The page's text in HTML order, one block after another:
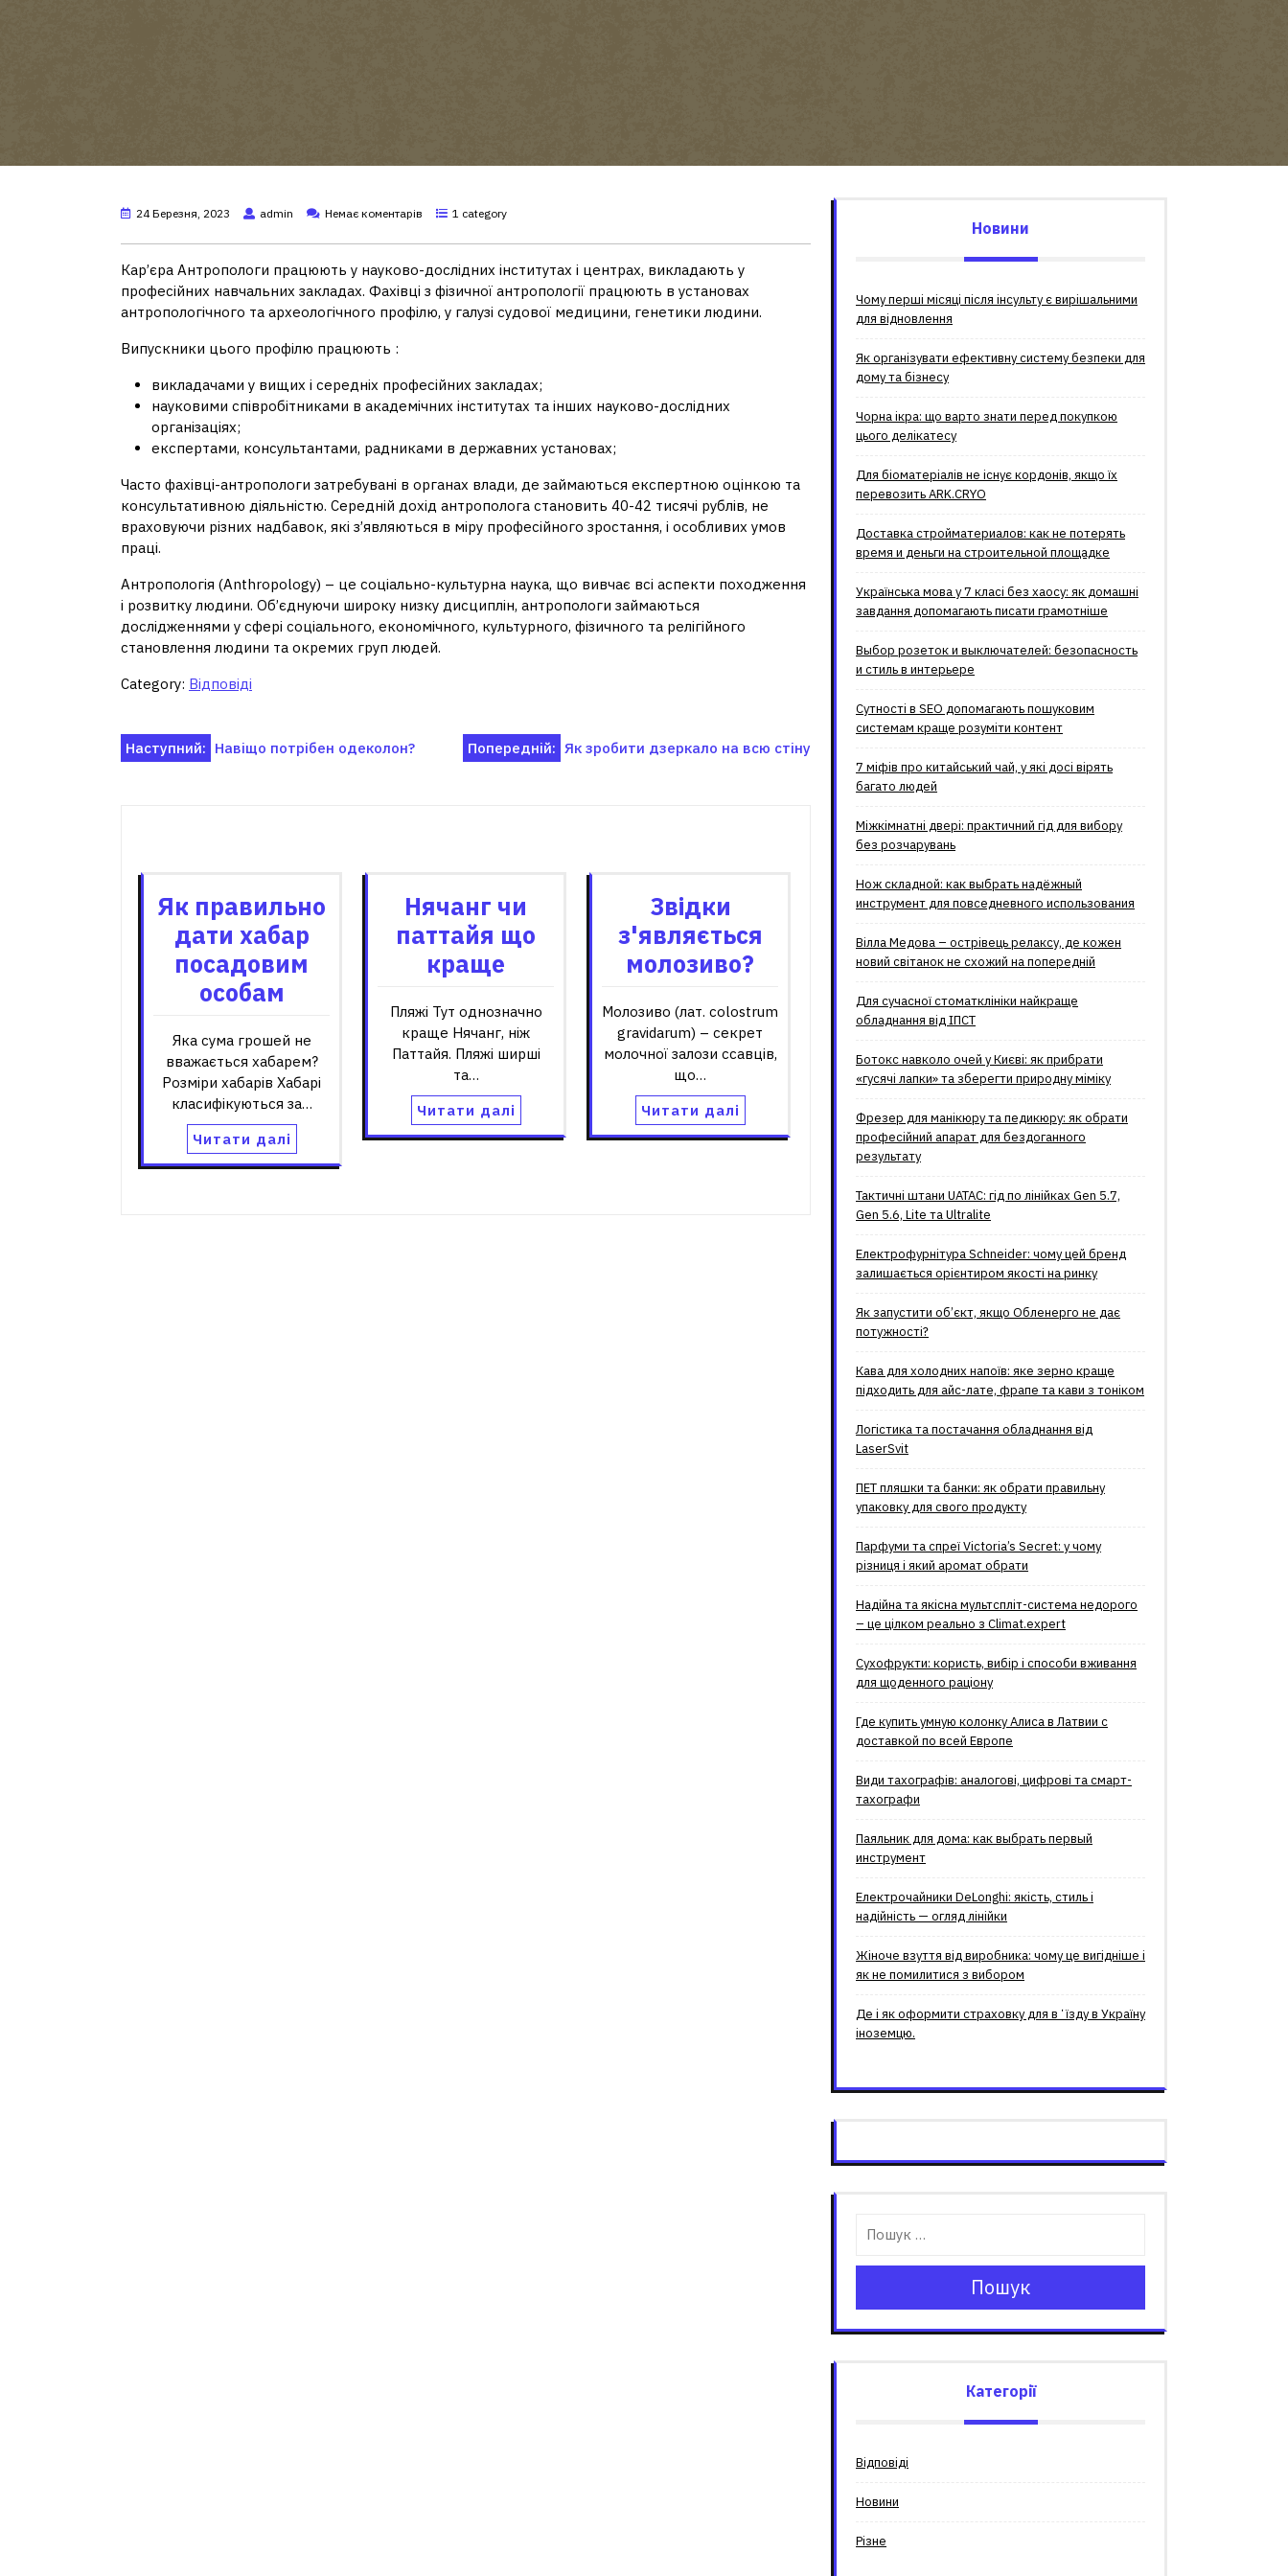
24 Березня, 2023 admin Немає коментарів 1 category
Кар’єра Антропологи працюють у науково-дослідних інститутах і центрах, викладають у
професійних навчальних закладах. Фахівці з фізичної антропології працюють в установах
антропологічного та археологічного профілю, у галузі судової медицини, генетики людини.
Випускники цього профілю працюють :
викладачами у вищих і середніх професійних закладах;
науковими співробітниками в академічних інститутах та інших науково-дослідних
організаціях;
експертами, консультантами, радниками в державних установах;
Часто фахівці-антропологи затребувані в органах влади, де займаються експертною оцінкою та
консультативною діяльністю. Середній дохід антрополога становить 40-42 тисячі рублів, не
враховуючи різних надбавок, які з’являються в міру професійного зростання, і особливих умов
праці.
Антропологія (Anthropology) – це соціально-культурна наука, що вивчає всі аспекти походження
і розвитку людини. Об’єднуючи широку низку дисциплін, антропологи займаються
дослідженнями у сфері соціального, економічного, культурного, фізичного та релігійного
становлення людини та окремих груп людей.
Category: Відповіді
Навігація
Попередній: Як зробити дзеркало на всю стіну
Наступний: Навіщо потрібен одеколон?
Як правильно
дати хабар
посадовим
особам
Яка сума грошей не
вважається хабарем?
Розміри хабарів Хабарі
класифікуються за…
Читати далі
Нячанг чи
паттайя що
краще
Пляжі Тут однозначно
краще Нячанг, ніж
Паттайя. Пляжі ширші
та…
Читати далі
Звідки
з'являється
молозиво?
Молозиво (лат. colostrum
gravidarum) – секрет
молочної залози ссавців,
що…
Читати далі
Новини
Чому перші місяці після інсульту є вирішальними
для відновлення
Як організувати ефективну систему безпеки для
дому та бізнесу
Чорна ікра: що варто знати перед покупкою
цього делікатесу
Для біоматеріалів не існує кордонів, якщо їх
перевозить ARK.CRYO
Доставка стройматериалов: как не потерять
время и деньги на строительной площадке
Українська мова у 7 класі без хаосу: як домашні
завдання допомагають писати грамотніше
Выбор розеток и выключателей: безопасность
и стиль в интерьере
Сутності в SEO допомагають пошуковим
системам краще розуміти контент
7 міфів про китайський чай, у які досі вірять
багато людей
Міжкімнатні двері: практичний гід для вибору
без розчарувань
Нож складной: как выбрать надёжный
инструмент для повседневного использования
Вілла Медова – острівець релаксу, де кожен
новий світанок не схожий на попередній
Для сучасної стоматклініки найкраще
обладнання від ІПСТ
Ботокс навколо очей у Києві: як прибрати
«гусячі лапки» та зберегти природну міміку
Фрезер для манікюру та педикюру: як обрати
професійний апарат для бездоганного
результату
Тактичні штани UATAC: гід по лінійках Gen 5.7,
Gen 5.6, Lite та Ultralite
Електрофурнітура Schneider: чому цей бренд
залишається орієнтиром якості на ринку
Як запустити об’єкт, якщо Обленерго не дає
потужності?
Кава для холодних напоїв: яке зерно краще
підходить для айс-лате, фрапе та кави з тоніком
Логістика та постачання обладнання від
LaserSvit
ПЕТ пляшки та банки: як обрати правильну
упаковку для свого продукту
Парфуми та спреї Victoria’s Secret: у чому
різниця і який аромат обрати
Надійна та якісна мультспліт-система недорого
– це цілком реально з Climat.еxpert
Сухофрукти: користь, вибір і способи вживання
для щоденного раціону
Где купить умную колонку Алиса в Латвии с
доставкой по всей Европе
Види тахографів: аналогові, цифрові та смарт-
тахографи
Паяльник для дома: как выбрать первый
инструмент
Електрочайники DeLonghi: якість, стиль і
надійність — огляд лінійки
Жіноче взуття від виробника: чому це вигідніше і
як не помилитися з вибором
Де і як оформити страховку для вʼїзду в Україну
іноземцю.
Пошук
Категорії
Відповіді
Новини
Різне